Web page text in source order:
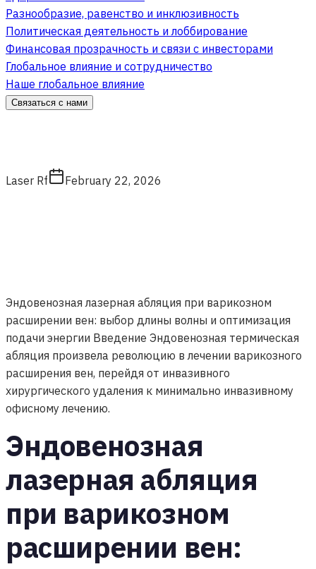
Разнообразие, равенство и инклюзивность
Политическая деятельность и лоббирование
Финансовая прозрачность и связи с инвесторами
Глобальное влияние и сотрудничество
Наше глобальное влияние
Связаться с нами
Laser Rf February 22, 2026
Эндовенозная лазерная абляция при варикозном
расширении вен: выбор длины волны и оптимизация
подачи энергии Введение Эндовенозная термическая
абляция произвела революцию в лечении варикозного
расширения вен, перейдя от инвазивного
хирургического удаления к минимально инвазивному
офисному лечению.
Эндовенозная
лазерная абляция
при варикозном
расширении вен: